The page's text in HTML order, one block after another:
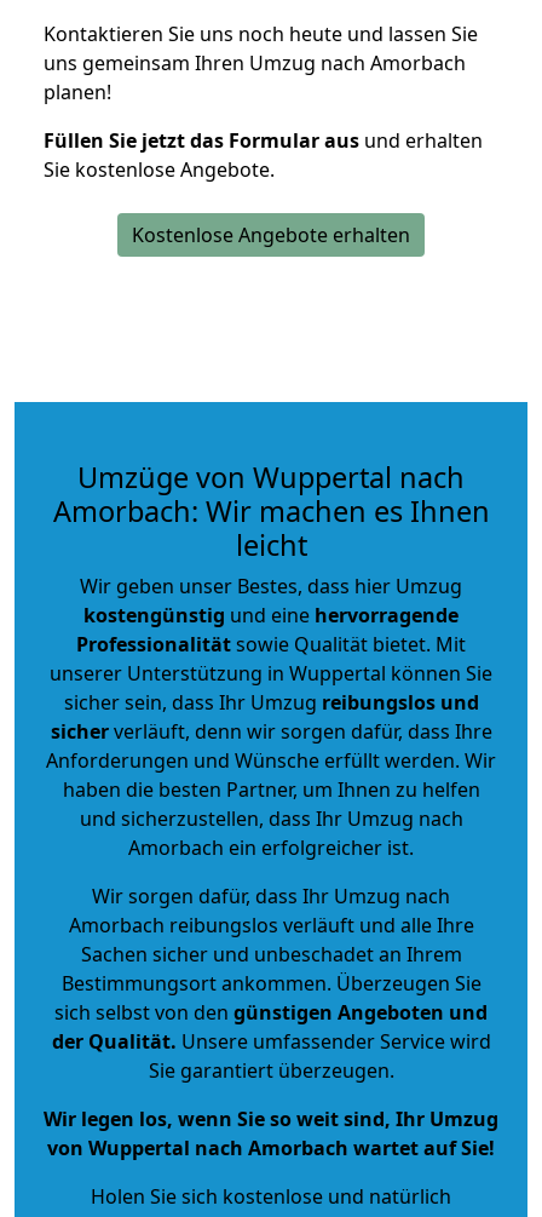
Kontaktieren Sie uns noch heute und lassen Sie
uns gemeinsam Ihren Umzug nach Amorbach
planen!
Füllen Sie jetzt das Formular aus und erhalten
Sie kostenlose Angebote.
Kostenlose Angebote erhalten
Umzüge von Wuppertal nach
Amorbach: Wir machen es Ihnen
leicht
Wir geben unser Bestes, dass hier Umzug
kostengünstig und eine hervorragende
Professionalitätsowie Qualität bietet. Mit
unserer Unterstützung in Wuppertal können Sie
sicher sein, dass Ihr Umzug reibungslos und
sicherverläuft, denn wir sorgen dafür, dass Ihre
Anforderungen und Wünsche erfüllt werden. Wir
haben die besten Partner, um Ihnen zu helfen
und sicherzustellen, dass Ihr Umzug nach
Amorbach ein erfolgreicher ist.
Wir sorgen dafür, dass Ihr Umzug nach
Amorbach reibungslos verläuft und alle Ihre
Sachen sicher und unbeschadet an Ihrem
Bestimmungsort ankommen. Überzeugen Sie
sich selbst von den günstigen Angeboten und
der Qualität. Unsere umfassender Service wird
Sie garantiert überzeugen.
Wir legen los, wenn Sie so weit sind, Ihr Umzug
von Wuppertal nach Amorbach wartet auf Sie!
Holen Sie sich kostenlose und natürlich